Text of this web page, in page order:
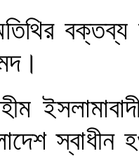
বক্তব্য
স্বাধীন